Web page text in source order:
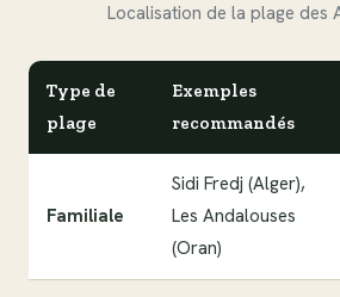
Localisation de la plage des
Type de
plage
Exemples
recommandés
Familiale
Sidi Fredj (Alger),
Les Andalouses
(Oran)